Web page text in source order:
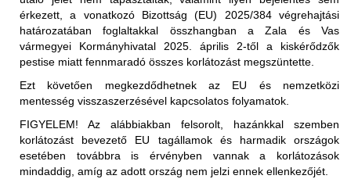
érkezett, a vonatkozó Bizottság (EU) 2025/384 végrehajtási
határozatában foglaltakkal összhangban a Zala és Vas
vármegyei Kormányhivatal 2025. április 2-től a kiskérődzők
pestise miatt fennmaradó összes korlátozást megszüntette.
Ezt követően megkezdődhetnek az EU és nemzetközi
mentesség visszaszerzésével kapcsolatos folyamatok.
FIGYELEM! Az alábbiakban felsorolt, hazánkkal szemben
korlátozást bevezető EU tagállamok és harmadik országok
esetében továbbra is érvényben vannak a korlátozások
mindaddig, amíg az adott ország nem jelzi ennek ellenkezőjét.
Korlátozott terület:
valamint a nem hőkezelt tej és az abból készült termékek
(juh és kecske) Magyarországról történő behozatalára
vonatkozóan; ez a 2025. január 5. után előállított
szállítmányokra vonatkozik
a nem hőkezelt vörös hús és az abból készült termékek
(juh- és kecskehús) behozatala a nem fertőzött
szerint) megengedett, feltéve, hogy az exportáló ország
illetékes hatóságai állategészségügyi bizonyítványban
igazolják az alábbiakat: